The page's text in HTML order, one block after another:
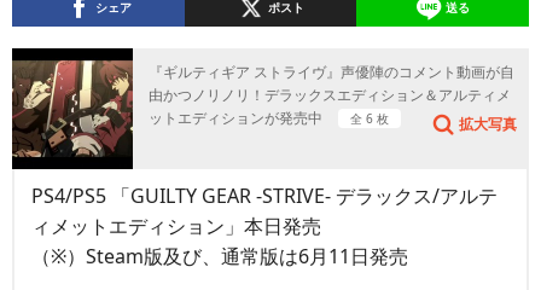
シェア ポスト 送る
『ギルティギア ストライヴ』声優陣のコメント動画が自
由かつノリノリ！デラックスエディション＆アルティメ
ットエディションが発売中
全 6 枚 拡大写真
PS4/PS5 「GUILTY GEAR -STRIVE- デラックス/アルテ
ィメットエディション」本日発売
（※）Steam版及び、通常版は6月11日発売